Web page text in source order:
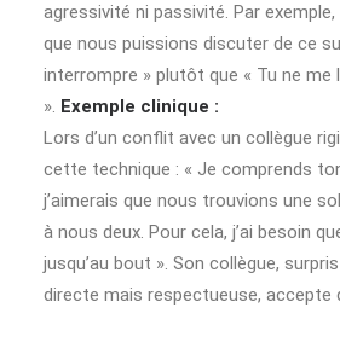
agressivité ni passivité. Par exemple,
que nous puissions discuter de ce
interrompre » plutôt que « Tu ne me
». Exemple clinique :
Lors d’un conflit avec un collègue
cette technique : « Je comprends
j’aimerais que nous trouvions une
à nous deux. Pour cela, j’ai besoin
jusqu’au bout ». Son collègue,
directe mais respectueuse, accepte